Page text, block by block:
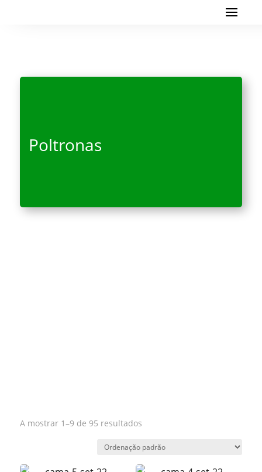
Poltronas
A mostrar 1–9 de 95 resultados